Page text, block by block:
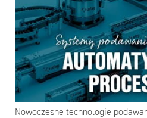
Nowoczesne technologie